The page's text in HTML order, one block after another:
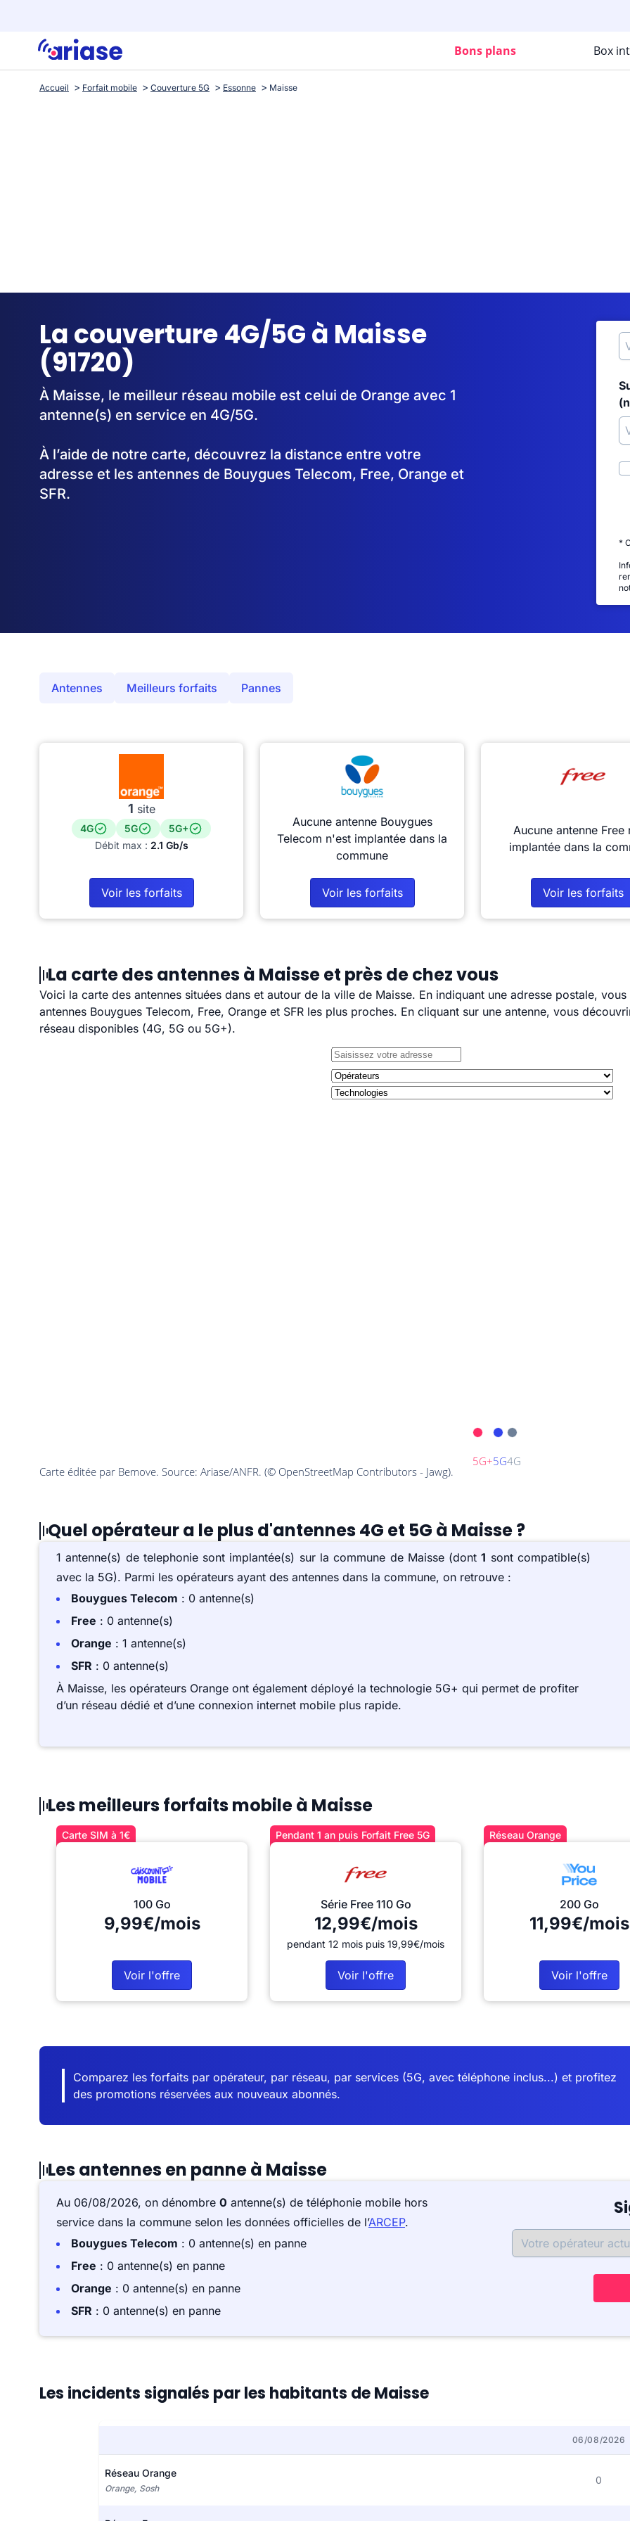
Bons plans Box
Accueil Forfait mobile Couverture 5G Essonne Maisse
La couverture 4G/5G à Maisse
(91720)
À Maisse, le meilleur réseau mobile est celui de Orange avec 1
antenne(s) en service en 4G/5G.
À l’aide de notre carte, découvrez la distance entre votre
adresse et les antennes de Bouygues Telecom, Free, Orange et
SFR.
*
Antennes Meilleurs forfaits Pannes
1 site
4G 5G
5G+
Débit max : 2.1 Gb/s
Voir les forfaits
Aucune antenne Bouygues
Telecom n'est implantée dans la
commune
Voir les forfaits
Aucune antenne Free
implantée dans la
Voir les forfaits
La carte des antennes à Maisse et près de chez vous
Voici la carte des antennes situées dans et autour de la ville de Maisse. En indiquant une adresse postale,
antennes Bouygues Telecom, Free, Orange et SFR les plus proches. En cliquant sur une antenne, vous
réseau disponibles (4G, 5G ou 5G+).
Quel opérateur a le plus d'antennes 4G et 5G à Maisse ?
1 antenne(s) de telephonie sont implantée(s) sur la commune de Maisse (dont1 sont compatible(s)
avec la 5G). Parmi les opérateurs ayant des antennes dans la commune, on retrouve :
Bouygues Telecom : 0 antenne(s)
Free : 0 antenne(s)
Orange : 1 antenne(s)
SFR : 0 antenne(s)
À Maisse, les opérateurs Orange ont également déployé la technologie 5G+ qui permet de profiter
d’un réseau dédié et d’une connexion internet mobile plus rapide.
Les meilleurs forfaits mobile à Maisse
Carte SIM à 1€
100 Go
9,99€/mois
Voir l'offre
Pendant 1 an puis Forfait Free 5G
Série Free 110 Go
12,99€/mois
pendant 12 mois puis 19,99€/mois
Voir l'offre
Réseau Orange
200 Go
11,99€/mois
Voir l'offre
Comparez les forfaits par opérateur, par réseau, par services (5G, avec téléphone inclus...) et profitez
des promotions réservées aux nouveaux abonnés.
Les antennes en panne à Maisse
Au 06/08/2026, on dénombre 0 antenne(s) de téléphonie mobile hors
service dans la commune selon les données officielles de l’ARCEP.
Bouygues Telecom : 0 antenne(s) en panne
Free : 0 antenne(s) en panne
Orange : 0 antenne(s) en panne
SFR : 0 antenne(s) en panne
Les incidents signalés par les habitants de Maisse
06/08/2026
Réseau Orange
Orange, Sosh
0